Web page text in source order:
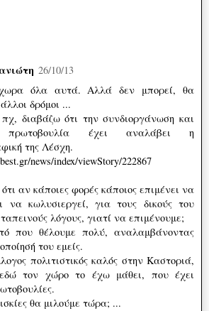
26/10/13
όλα αυτά. Αλλά δεν μπορεί, θα
δρόμοι ...
διαβάζω ότι την συνδιοργάνωση και
έχει αναλάβει η
της Λέσχη.
news/index/viewStory/222867
αν κάποιες φορές κάποιος επιμένει να
να κωλυσιεργεί, για τους δικούς του
λόγους, γιατί να επιμένουμε;
που θέλουμε πολύ, αναλαμβάνοντας
του εμείς.
πολιτιστικός καλός στην Καστοριά,
τον χώρο το έχω μάθει, που έχει
θα μιλούμε τώρα; ...